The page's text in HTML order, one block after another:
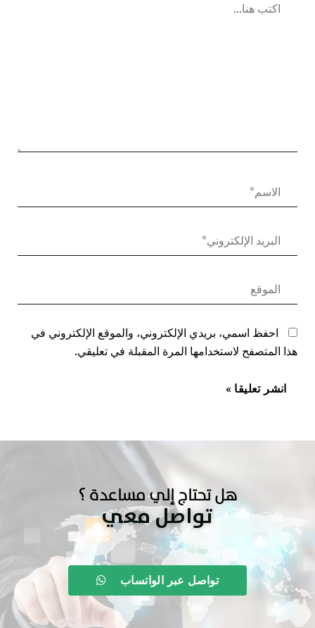
احفظ اسمي، بريدي الإلكتروني، والموقع الإلكتروني في
هذا المتصفح لاستخدامها المرة المقبلة في تعليقي.
هل تحتاج إلي مساعدة ؟
تواصل معي
تواصل عبر الواتساب